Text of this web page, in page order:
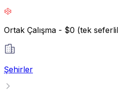
Ortak Çalışma - $0 (tek
Şehirler